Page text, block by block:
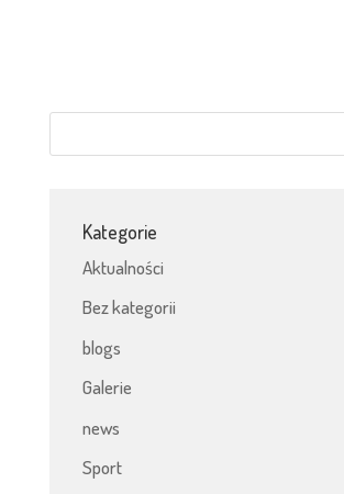
Kategorie
Aktualności
Bez kategorii
blogs
Galerie
news
Sport